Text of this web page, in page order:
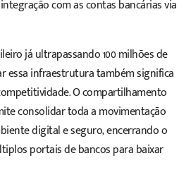
com as contas bancárias via
já ultrapassando 100 milhões de
essa infraestrutura também significa
O compartilhamento
consolidar toda a movimentação
digital e seguro, encerrando o
portais de bancos para baixar